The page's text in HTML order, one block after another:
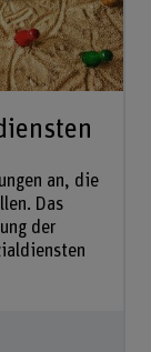
an, die
Das
der